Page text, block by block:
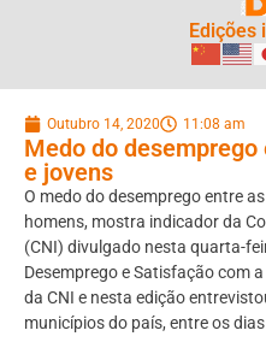
Edições
Outubro 14, 2020 11:08 am
Medo do
e jovens
O medo do desemprego entre
homens, mostra indicador da
(CNI) divulgado nesta quarta-
Desemprego e Satisfação com
da CNI e nesta edição
municípios do país, entre os